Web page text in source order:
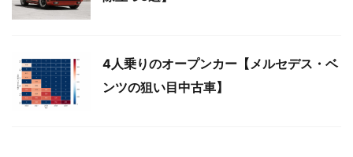
4人乗りのオープンカー【メルセデス・ベ
ンツの狙い目中古車】